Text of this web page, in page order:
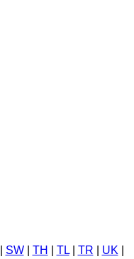
SW| TH TL| TR UK